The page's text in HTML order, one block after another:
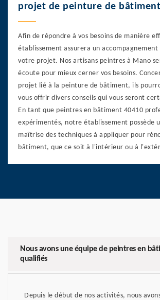
projet de peinture de bâtiment
Afin de répondre à vos besoins de manière
établissement assurera un accompagnement
votre projet. Nos artisans peintres à Mano
écoute pour mieux cerner vos besoins.
projet lié à la peinture de bâtiment, ils
vous offrir divers conseils qui vous seront
En tant que peintres en bâtiment 40410
expérimentés, notre établissement possède
maîtrise des techniques à appliquer pour
bâtiment, que ce soit à l'intérieur ou à
Nous avons une équipe de peintres en
qualifiés
Depuis le début de nos activités, nous